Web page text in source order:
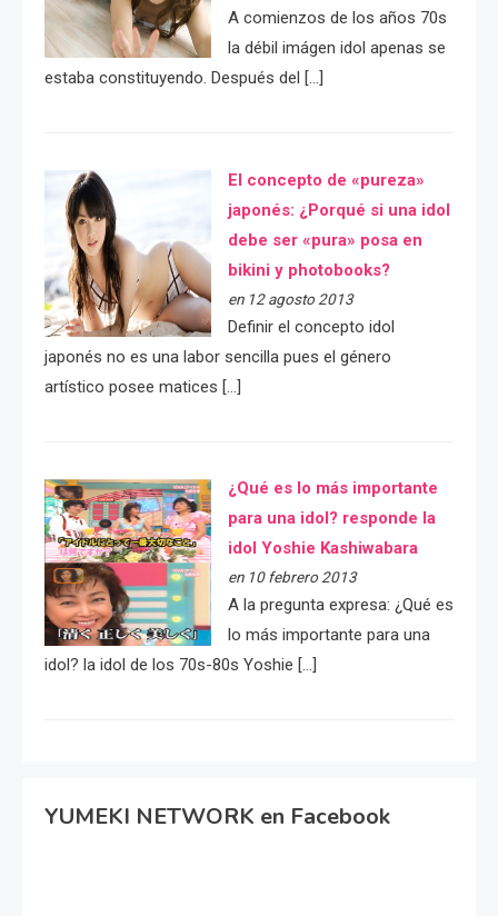
A comienzos de los años 70s
la débil imágen idol apenas se
estaba constituyendo. Después del […]
El concepto de «pureza»
japonés: ¿Porqué si una idol
debe ser «pura» posa en
bikini y photobooks?
en 12 agosto 2013
Definir el concepto idol
japonés no es una labor sencilla pues el género
artístico posee matices […]
¿Qué es lo más importante
para una idol? responde la
idol Yoshie Kashiwabara
en 10 febrero 2013
A la pregunta expresa: ¿Qué es
lo más importante para una
idol? la idol de los 70s-80s Yoshie […]
YUMEKI NETWORK en Facebook